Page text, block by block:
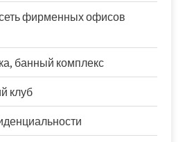
фирменных офисов
банный комплекс
клуб